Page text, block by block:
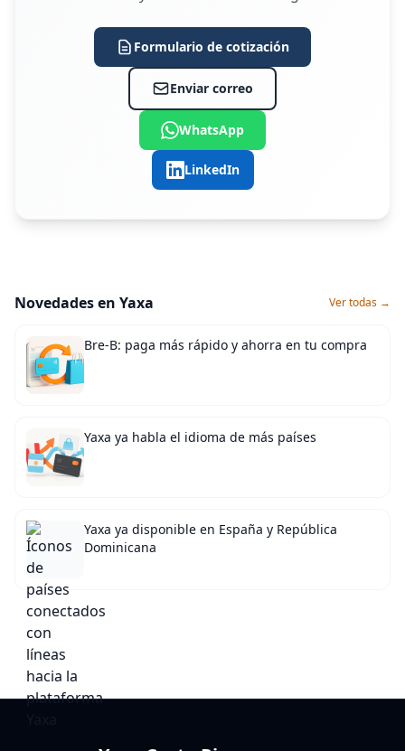
Formulario de cotización
Enviar correo
WhatsApp
LinkedIn
Novedades en Yaxa Ver todas →
Bre-B: paga más rápido y ahorra en tu compra
Yaxa ya habla el idioma de más países
Yaxa ya disponible en España y República
Dominicana